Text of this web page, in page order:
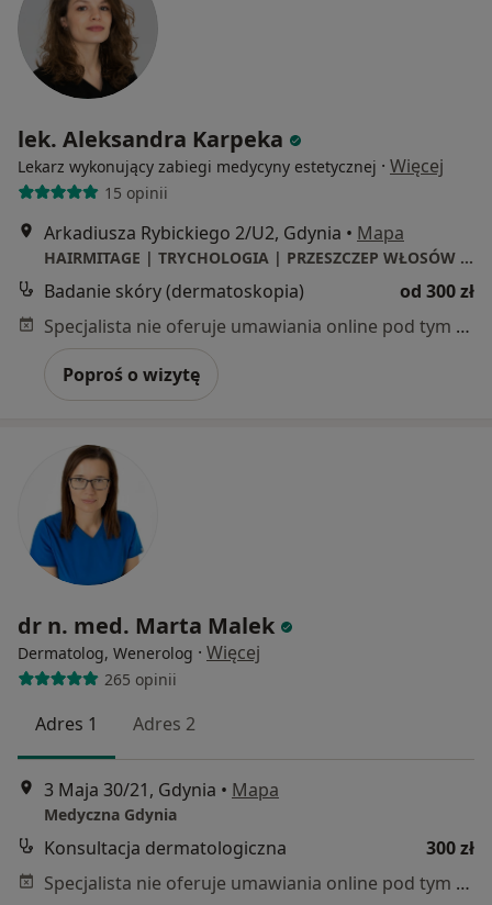
lek. Aleksandra Karpeka
Lekarz wykonujący zabiegi medycyny estetycznej · Więcej
15 opinii
Arkadiusza Rybickiego 2/U2, Gdynia • Mapa
HAIRMITAGE | TRYCHOLOGIA | PRZESZCZEP WŁOSÓW Gdynia
Badanie skóry (dermatoskopia)
od 300 zł
Specjalista nie oferuje umawiania online pod tym adresem.
Poproś o wizytę
dr n. med. Marta Malek
Dermatolog, Wenerolog · Więcej
265 opinii
Adres 1 Adres 2
3 Maja 30/21, Gdynia • Mapa
Medyczna Gdynia
Konsultacja dermatologiczna
300 zł
Specjalista nie oferuje umawiania online pod tym adresem.